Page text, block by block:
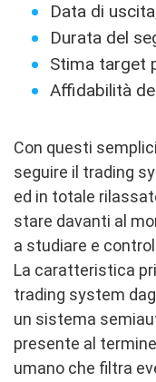
Data di
Durata del
Stima target
Affidabilità
Con questi
seguire il trading
ed in totale
stare davanti al
a studiare e
La caratteristica
trading system
un sistema
presente al
umano che filtra